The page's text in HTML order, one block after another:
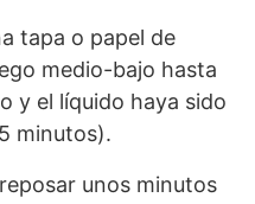
tapa o papel de
medio-bajo hasta
y el líquido haya sido
minutos).
unos minutos